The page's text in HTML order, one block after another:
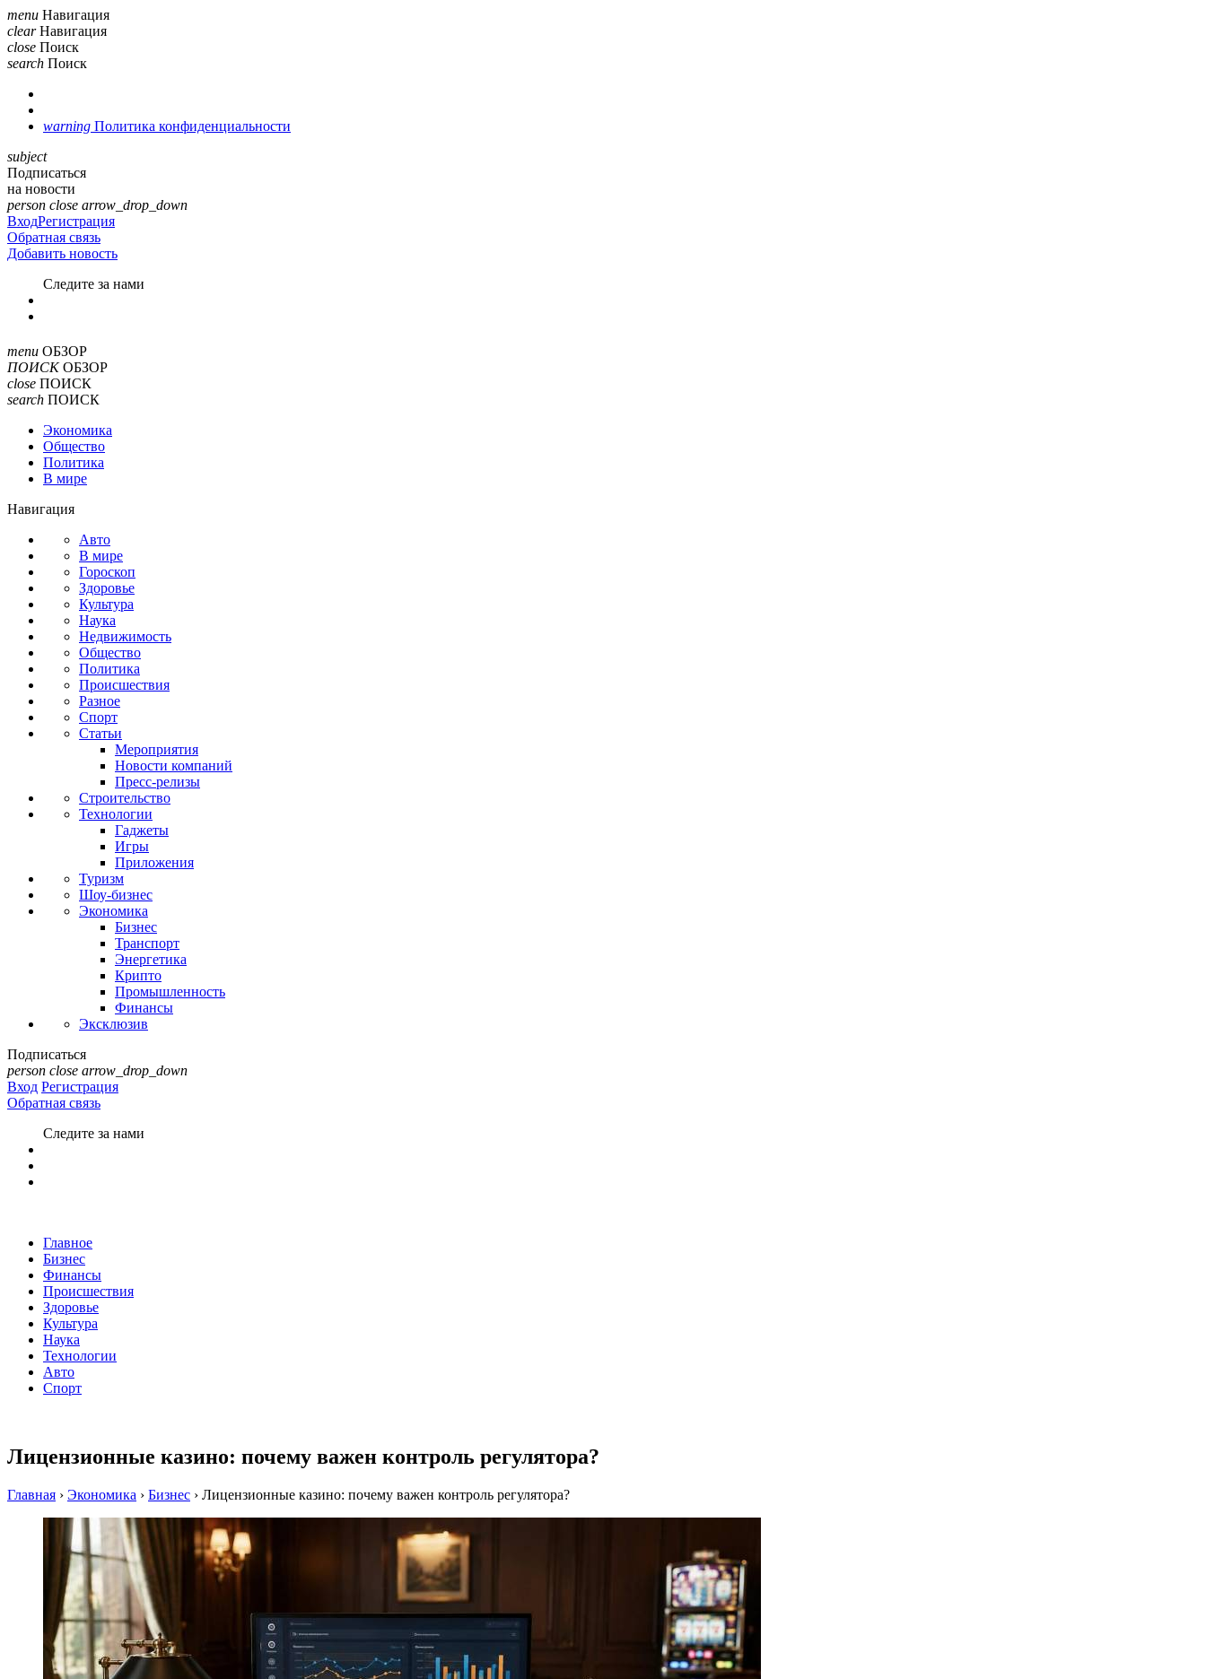
menu Навигация
clear Навигация
close Поиск
search Поиск
warning Политика конфиденциальности
subject
Подписаться
на новости
person close arrow_drop_down
ВходРегистрация
Обратная связь
Добавить новость
Cледите за нами
menu ОБЗОР
ПОИСК ОБЗОР
close ПОИСК
search ПОИСК
Экономика
Общество
Политика
В мире
Навигация
Авто
В мире
Гороскоп
Здоровье
Культура
Наука
Недвижимость
Общество
Политика
Происшествия
Разное
Спорт
Статьи
Мероприятия
Новости компаний
Пресс-релизы
Строительство
Технологии
Гаджеты
Игры
Приложения
Туризм
Шоу-бизнес
Экономика
Бизнес
Транспорт
Энергетика
Крипто
Промышленность
Финансы
Эксклюзив
Подписаться
person close arrow_drop_down
Вход Регистрация
Обратная связь
Следите за нами
Главное
Бизнес
Финансы
Происшествия
Здоровье
Культура
Наука
Технологии
Авто
Спорт
Лицензионные казино: почему важен контроль регулятора?
Главная › Экономика › Бизнес › Лицензионные казино: почему важен контроль регулятора?